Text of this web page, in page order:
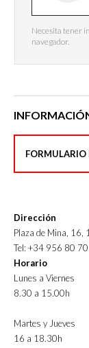
Necesita tener
navegador.
FORMULARIO
Dirección
Plaza de Mina,
Tel: +34 956 80
Horario
Lunes a Viernes
8.30 a 15.00h
Martes y Jueves
16 a 18.30h